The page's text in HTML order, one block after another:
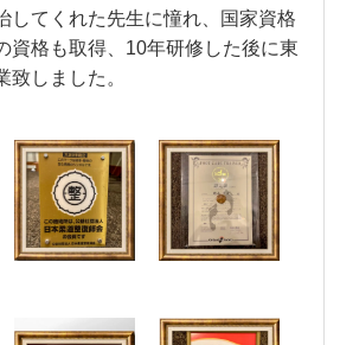
してくれた先生に憧れ、
国家資格
資格も取得、10年研修した後に東
致しました。